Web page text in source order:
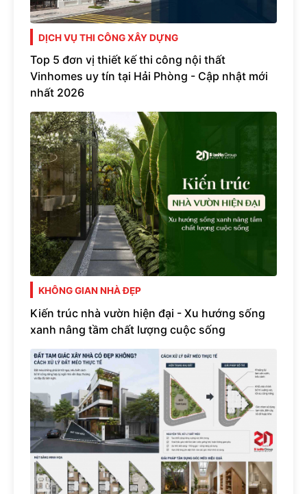
DỊCH VỤ THI CÔNG XÂY DỰNG
Top 5 đơn vị thiết kế thi công nội thất
Vinhomes uy tín tại Hải Phòng - Cập nhật mới
nhất 2026
KHÔNG GIAN NHÀ ĐẸP
Kiến trúc nhà vườn hiện đại - Xu hướng sống
xanh nâng tầm chất lượng cuộc sống